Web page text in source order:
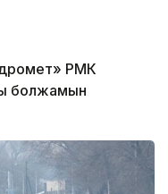
РМК
болжамын